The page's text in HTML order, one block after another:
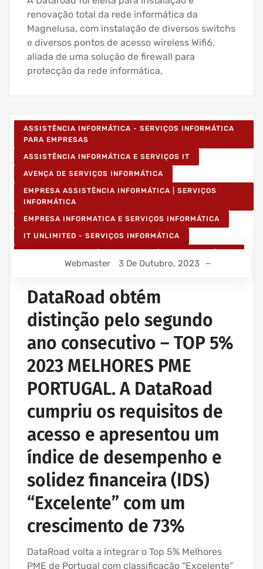
renovação total da rede informática da
Magnelusa, com instalação de diversos switchs
e diversos pontos de acesso wireless Wifi6,
aliada de uma solução de firewall para
protecção da rede informática,
ASSISTÊNCIA INFORMÁTICA - SERVIÇOS INFORMÁTICA
PARA EMPRESAS
ASSISTÊNCIA INFORMÁTICA E SERVIÇOS IT
AVENÇA DE SERVIÇOS INFORMÁTICA
EMPRESA ASSISTÊNCIA INFORMÁTICA | SERVIÇOS
INFORMÁTICA
EMPRESA INFORMATICA E SERVIÇOS INFORMÁTICA
IT UNLIMITED - SERVIÇOS INFORMÁTICA
Webmaster 3 De Outubro, 2023
DataRoad obtém
distinção pelo segundo
ano consecutivo – TOP 5%
2023 MELHORES PME
PORTUGAL. A DataRoad
cumpriu os requisitos de
acesso e apresentou um
índice de desempenho e
solidez financeira (IDS)
“Excelente” com um
crescimento de 73%
DataRoad volta a integrar o Top 5% Melhores
PME de Portugal com classificação “Excelente”